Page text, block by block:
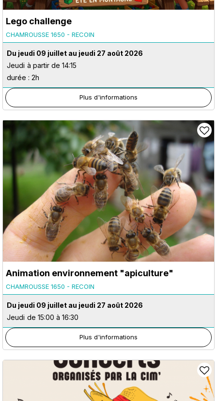
Lego challenge
CHAMROUSSE 1650 - RECOIN
Du jeudi 09 juillet au jeudi 27 août 2026
Jeudi à partir de 14:15
durée : 2h
Plus d'informations
Animation environnement "apiculture"
CHAMROUSSE 1650 - RECOIN
Du jeudi 09 juillet au jeudi 27 août 2026
Jeudi de 15:00 à 16:30
Plus d'informations